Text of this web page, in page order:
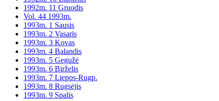
1992m. 11 Gruodis
Vol. 44 1993m.
1993m. 1 Sausis
1993m. 2 Vasaris
1993m. 3 Kovas
1993m. 4 Balandis
1993m. 5 Gegužė
1993m. 6 Birželis
1993m. 7 Liepos-Rugp.
1993m. 8 Rugsėjis
1993m. 9 Spalis